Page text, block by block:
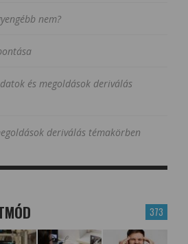
nem?
és megoldások deriválás
deriválás témakörben
373